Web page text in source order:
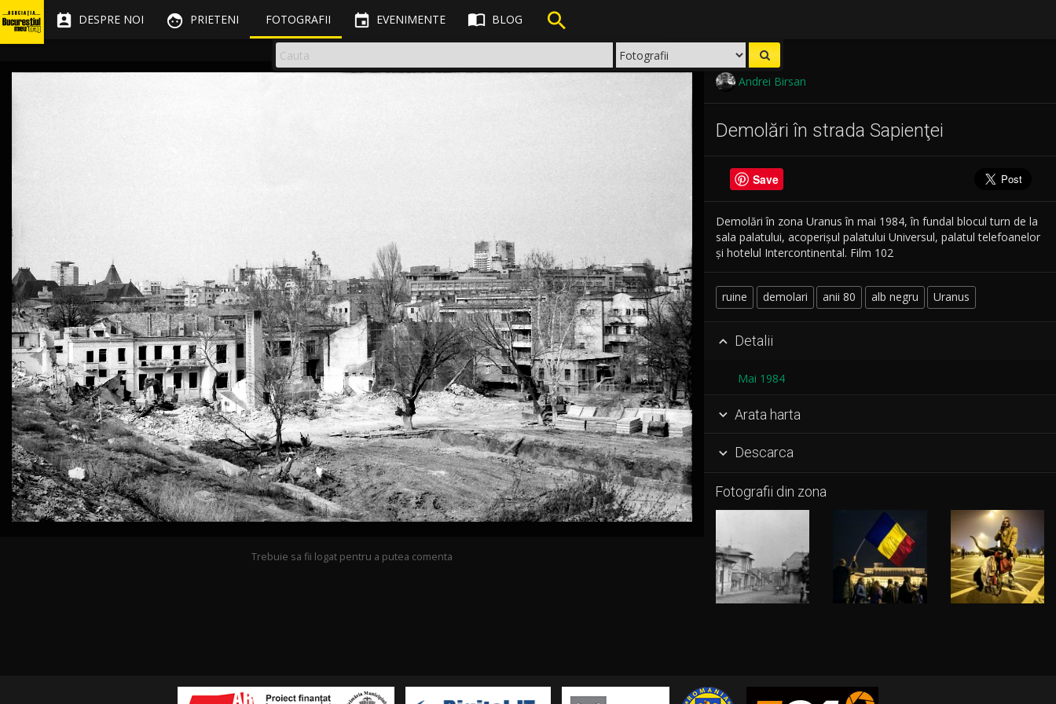
 DESPRE NOI  PRIETENI FOTOGRAFII  EVENIMENTE  BLOG 
Andrei Birsan
Demolări în strada Sapienţei
Save
Demolări în zona Uranus în mai 1984, în fundal blocul turn de la
sala palatului, acoperișul palatului Universul, palatul telefoanelor
și hotelul Intercontinental. Film 102
ruine demolari anii 80 alb negru Uranus
 Detalii
Mai 1984
 Arata harta
 Descarca
Fotografii din zona
Trebuie sa fii logat pentru a putea comenta